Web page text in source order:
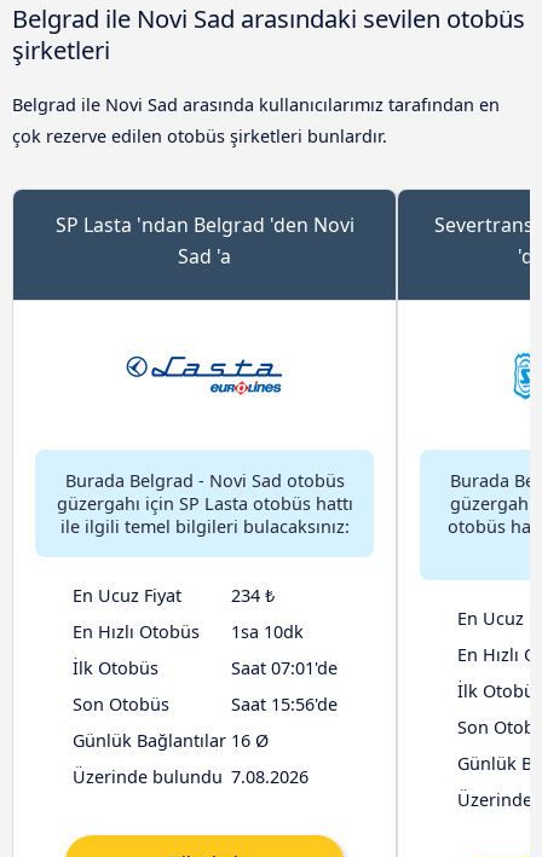
Belgrad ile Novi Sad arasındaki sevilen otobüs
şirketleri
Belgrad ile Novi Sad arasında kullanıcılarımız tarafından en
çok rezerve edilen otobüs şirketleri bunlardır.
SP Lasta 'ndan Belgrad 'den Novi
Sad 'a
Burada Belgrad - Novi Sad otobüs
güzergahı için SP Lasta otobüs hattı
ile ilgili temel bilgileri bulacaksınız:
En Ucuz Fiyat
234 ₺
En Hızlı Otobüs
1sa 10dk
İlk Otobüs
Saat 07:01'de
Son Otobüs
Saat 15:56'de
Günlük Bağlantılar 16 Ø
Üzerinde bulundu 7.08.2026
Severtrans
Burada
güzergahı
otobüs
En Ucuz
En Hızlı
İlk Otobüs
Son
Günlük
Üzerinde